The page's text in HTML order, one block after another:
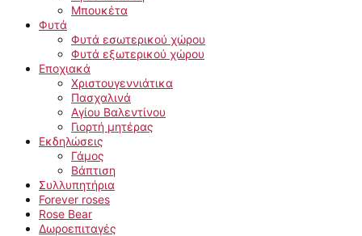
Μπουκέτα
Φυτά
Φυτά εσωτερικού χώρου
Φυτά εξωτερικού χώρου
Εποχιακά
Χριστουγεννιάτικα
Πασχαλινά
Αγίου Βαλεντίνου
Γιορτή μητέρας
Εκδηλώσεις
Γάμος
Βάπτιση
Συλλυπητήρια
Forever roses
Rose Bear
Δωροεπιταγές